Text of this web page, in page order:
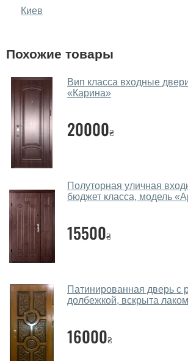
Да. Мы консультируем покупателей
через мессенджеры, онлайн чат или
в нашем салоне-магазине.
Какие двери входные
Наши рекомендации зависят от
параметров, Вашего бюджета и других
Подбор входных дверей ведется
каждого посетителя.
Да, делаем. Наши специалисты могут
замер и консультацию на выезде.
имеет с собой каталоги цветов и
не посещая наш офис.
Сколько стоит вызвать
Вызов замерщика-консультанта стоит
Киев
Похожие товары
Вип класса входные
«Карина»
20000₴
Полуторная уличная
бюджет класса, модель
15500₴
Патинированная дверь с
долбежкой, вскрыта лаком
16000₴